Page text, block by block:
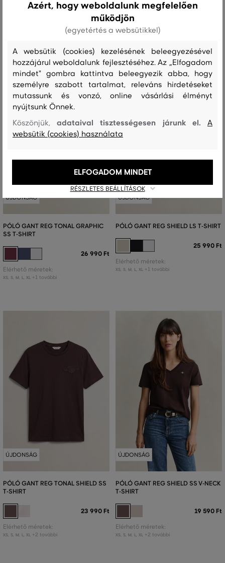
Elérhető méretek:
XS S, M,
ÚJDONSÁG
PÓLÓ GANT REG TONAL GRAPHIC
SS T-SHIRT
26 990 Ft
Elérhető méretek:
XS, S, M L XL +1 további
ÚJDONSÁG
PÓLÓ GANT REG SHIELD LS T-SHIRT
25 990 Ft
Elérhető méretek:
XS, S, M L XL +1 további
ÚJDONSÁG
PÓLÓ GANT REG TONAL SHIELD SS
T-SHIRT
23 990 Ft
Elérhető méretek:
XS, S, M L XL +2 további
ÚJDONSÁG
PÓLÓ GANT REG SHIELD SS V-NECK
T-SHIRT
19 590 Ft
Elérhető méretek:
XS, S, M L XL +2 további
Azért, hogy weboldalunk megfelelően
működjön
(egyetértés a websütikkel)
A websütik (cookies) kezelésének beleegyezésével
hozzájárul weboldalunk fejlesztéséhez. Az „Elfogadom
mindet" gombra kattintva beleegyezik abba, hogy
személyre szabott tartalmat, releváns hirdetéseket
mutassunk és vonzó, online vásárlási élményt
nyújtsunk Önnek.
Köszönjük,adataival tisztességesen járunk el.A
websütik (cookies) használata
RÉSZLETES BEÁLLÍTÁSOK
ELFOGADOM MINDET